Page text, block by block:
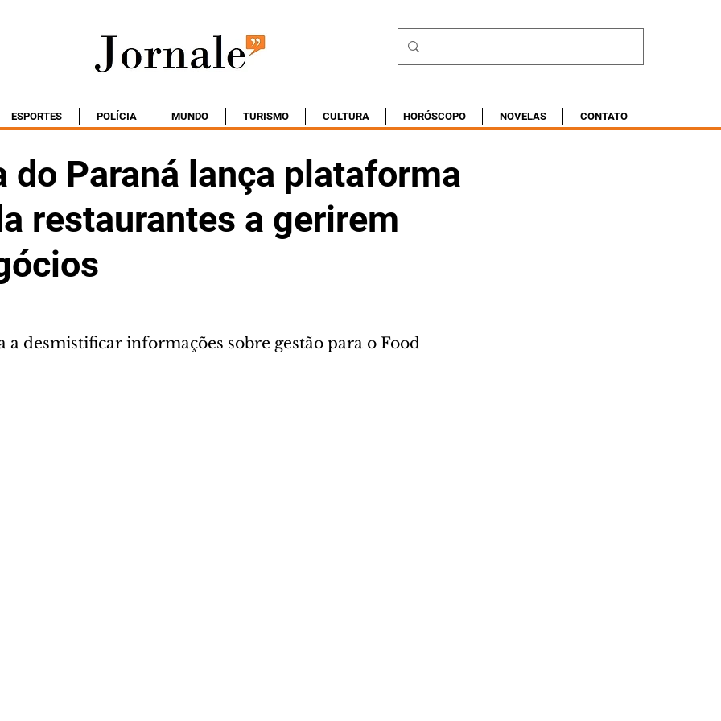
ESPORTES POLÍCIA MUNDO TURISMO CULTURA HORÓSCOPO NOVELAS CONTATO
do Paraná lança plataforma
restaurantes a gerirem
a desmistificar informações sobre gestão para o Food